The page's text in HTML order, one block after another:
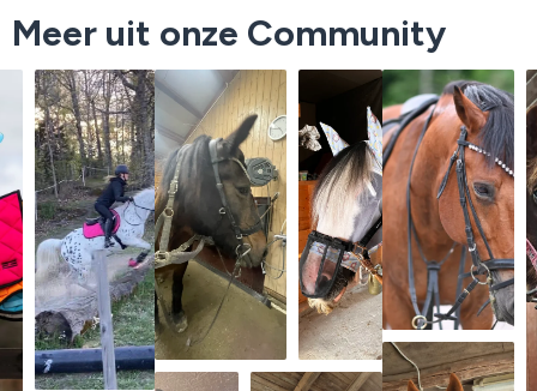
Meer uit onze Community